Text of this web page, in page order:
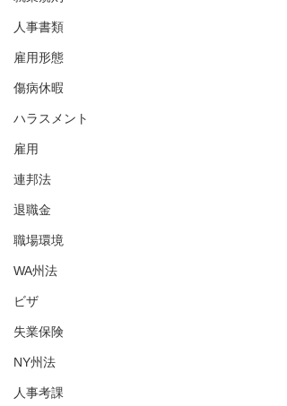
人事書類
雇用形態
傷病休暇
ハラスメント
雇用
連邦法
退職金
職場環境
WA州法
ビザ
失業保険
NY州法
人事考課